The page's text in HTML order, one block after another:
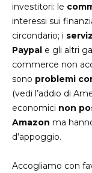
investitori: le
interessi sui
circondario; i
Paypal e gli altri
commerce non
sono problemi
(vedi l’addio di
economici non
Amazon ma
d’appoggio.
Accogliamo con